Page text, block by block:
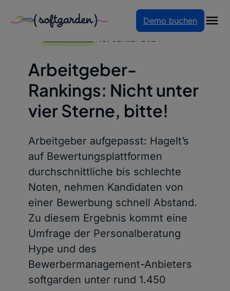
Zum
Demo buchen
Arbeitgeber-
Rankings: Nicht unter
vier Sterne, bitte!
Arbeitgeber aufgepasst: Hagelt’s
auf Bewertungsplattformen
durchschnittliche bis schlechte
Noten, nehmen Kandidaten von
einer Bewerbung schnell Abstand.
Zu diesem Ergebnis kommt eine
Umfrage der Personalberatung
Hype und des
Bewerbermanagement-Anbieters
softgarden unter rund 1.450